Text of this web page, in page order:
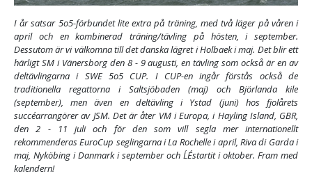
I år satsar 5o5-förbundet lite extra på träning, med två läger på våren i
april och en kombinerad träning/tävling på hösten, i september.
Dessutom är vi välkomna till det danska lägret i Holbaek i maj. Det blir ett
härligt SM i Vänersborg den 8 - 9 augusti, en tävling som också är en av
deltävlingarna i SWE 5o5 CUP. I CUP-en ingår förstås också de
traditionella regattorna i Saltsjöbaden (maj) och Björlanda kile
(september), men även en deltävling i Ystad (juni) hos fjolårets
succéarrangörer av JSM. Det är åter VM i Europa, i Hayling Island, GBR,
den 2 - 11 juli och för den som vill segla mer internationellt
rekommenderas EuroCup seglingarna i La Rochelle i april, Riva di Garda i
maj, Nyköbing i Danmark i september och L´Éstartit i oktober. Fram med
kalendern!